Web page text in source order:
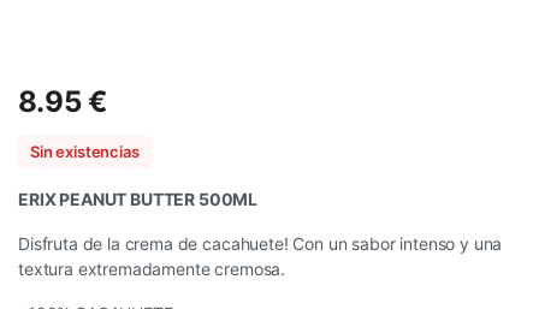
8.95€
Sin existencias
ERIX PEANUT BUTTER 500ML
Disfruta de la crema de cacahuete! Con un sabor intenso y una
textura extremadamente cremosa.